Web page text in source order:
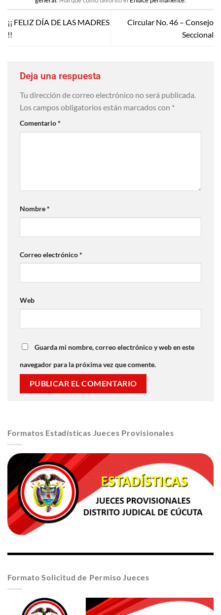
¡¡ FELIZ DÍA DE LAS MADRES
!!
Circular No. 46 – Consejo
Seccional
Deja una respuesta
Tu dirección de correo electrónico no será publicada.
Los campos obligatorios están marcados con *
Comentario*
Nombre*
Correo electrónico*
Web
Guarda mi nombre, correo electrónico y web en este
navegador para la próxima vez que comente.
Formatos Estadísticas Jueces Provisionales
Formato Solicitud de Permiso Jueces